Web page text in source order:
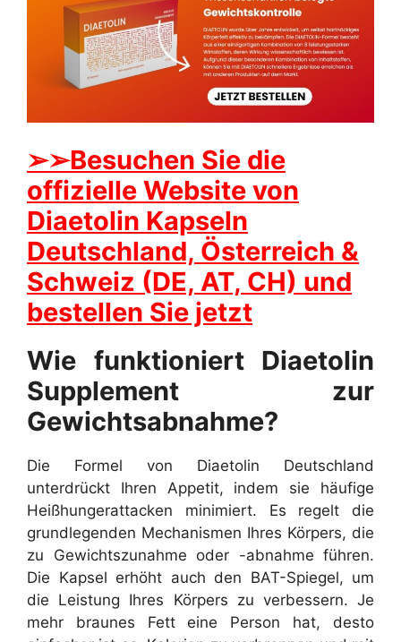
➢➢Besuchen Sie die
offizielle Website von
Diaetolin Kapseln
Deutschland, Österreich &
Schweiz (DE, AT, CH) und
bestellen Sie jetzt
Wie funktioniert Diaetolin
Supplement zur
Gewichtsabnahme?
Die Formel von Diaetolin Deutschland
unterdrückt Ihren Appetit, indem sie häufige
Heißhungerattacken minimiert. Es regelt die
grundlegenden Mechanismen Ihres Körpers, die
zu Gewichtszunahme oder -abnahme führen.
Die Kapsel erhöht auch den BAT-Spiegel, um
die Leistung Ihres Körpers zu verbessern. Je
mehr braunes Fett eine Person hat, desto